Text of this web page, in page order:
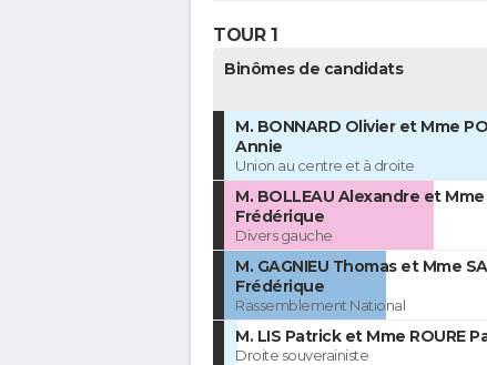
TOUR 1
Binômes de candidats
M. BONNARD Olivier et Mme
Annie
Union au centre et à droite
M. BOLLEAU Alexandre et Mme
Frédérique
Divers gauche
M. GAGNIEU Thomas et Mme
Frédérique
Rassemblement National
M. LIS Patrick et Mme ROURE
Droite souverainiste